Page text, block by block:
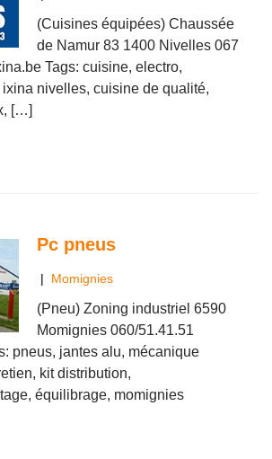
(Cuisines équipées) Chaussée
de Namur 83 1400 Nivelles 067
Tags: cuisine, electro,
nivelles, cuisine de qualité,
[…]
Pc pneus
| Momignies
(Pneu) Zoning industriel 6590
Momignies 060/51.41.51
pneus, jantes alu, mécanique
kit distribution,
équilibrage, momignies